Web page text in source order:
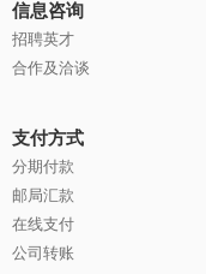
信息咨询
招聘英才
合作及洽谈
支付方式
分期付款
邮局汇款
在线支付
公司转账